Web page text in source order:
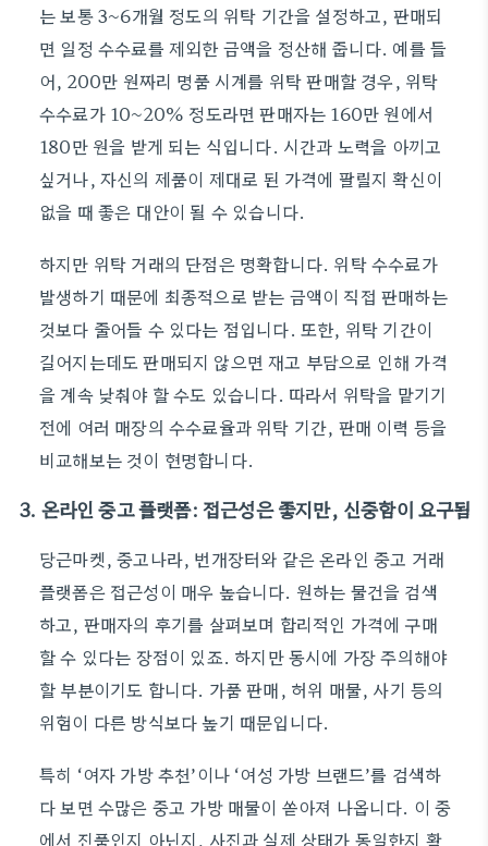
는 보통 3~6개월 정도의 위탁 기간을 설정하고, 판매되
면 일정 수수료를 제외한 금액을 정산해 줍니다. 예를 들
어, 200만 원짜리 명품 시계를 위탁 판매할 경우, 위탁
수수료가 10~20% 정도라면 판매자는 160만 원에서
180만 원을 받게 되는 식입니다. 시간과 노력을 아끼고
싶거나, 자신의 제품이 제대로 된 가격에 팔릴지 확신이
없을 때 좋은 대안이 될 수 있습니다.
하지만 위탁 거래의 단점은 명확합니다. 위탁 수수료가
발생하기 때문에 최종적으로 받는 금액이 직접 판매하는
것보다 줄어들 수 있다는 점입니다. 또한, 위탁 기간이
길어지는데도 판매되지 않으면 재고 부담으로 인해 가격
을 계속 낮춰야 할 수도 있습니다. 따라서 위탁을 맡기기
전에 여러 매장의 수수료율과 위탁 기간, 판매 이력 등을
비교해보는 것이 현명합니다.
3. 온라인 중고 플랫폼: 접근성은 좋지만, 신중함이 요구됨
당근마켓, 중고나라, 번개장터와 같은 온라인 중고 거래
플랫폼은 접근성이 매우 높습니다. 원하는 물건을 검색
하고, 판매자의 후기를 살펴보며 합리적인 가격에 구매
할 수 있다는 장점이 있죠. 하지만 동시에 가장 주의해야
할 부분이기도 합니다. 가품 판매, 허위 매물, 사기 등의
위험이 다른 방식보다 높기 때문입니다.
특히 ‘여자 가방 추천’이나 ‘여성 가방 브랜드’를 검색하
다 보면 수많은 중고 가방 매물이 쏟아져 나옵니다. 이 중
에서 진품인지 아닌지, 사진과 실제 상태가 동일한지 확